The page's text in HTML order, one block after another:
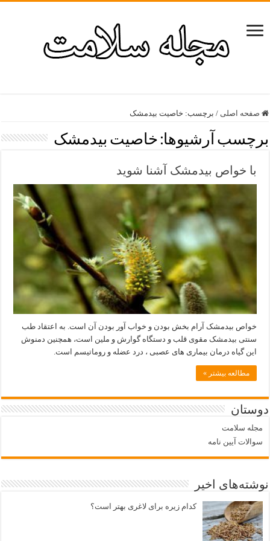
صفحه اصلی / برچسب: خاصیت بیدمشک
برچسب آرشیوها: خاصیت بیدمشک
با خواص بیدمشک آشنا شوید
خواص بیدمشک آرام بخش بودن و خواب آور بودن آن است. به اعتقاد طب
سنتی بیدمشک مقوی قلب و دستگاه گوارش و ملین است، همچنین دمنوش
این گیاه درمان بیماری های عصبی ، درد عضله و روماتیسم است.
مطالعه بیشتر »
دوستان
مجله سلامت
سوالات آیین نامه
نوشته‌های اخیر
کدام زیره برای لاغری بهتر است؟